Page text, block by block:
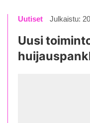
Uutiset Julkaistu:
Uusi